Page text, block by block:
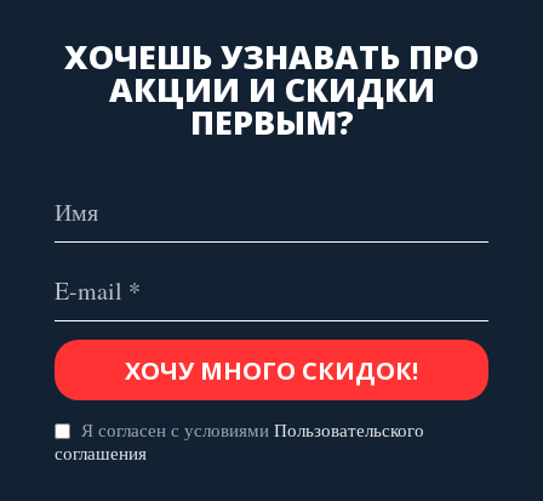
ХОЧЕШЬ УЗНАВАТЬ ПРО
АКЦИИ И СКИДКИ
ПЕРВЫМ?
Я согласен с условиями Пользовательского
соглашения